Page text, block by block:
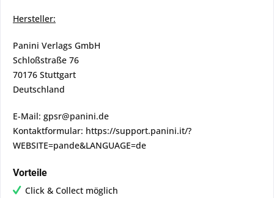
Hersteller:
Panini Verlags GmbH
Schloßstraße 76
70176 Stuttgart
Deutschland
E-Mail: gpsr@panini.de
Kontaktformular: https://support.panini.it/?
WEBSITE=pande&LANGUAGE=de
Vorteile
Click & Collect möglich